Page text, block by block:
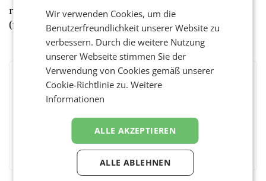
reichischen Markt und im Export 4 weitere Staaten.
(red)
BEWERTEN SIE DIESEN ARTIKEL
FacebookTwitter
Wir verwenden Cookies, um die
Benutzerfreundlichkeit unserer Website zu
verbessern. Durch die weitere Nutzung
unserer Webseite stimmen Sie der
Verwendung von Cookies gemäß unserer
Cookie-Richtlinie zu.Weitere
Informationen
ALLE AKZEPTIEREN
ALLE ABLEHNEN